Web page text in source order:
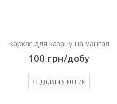
Каркас для казану на мангал
100 грн/добу
ДОДАТИ У КОШИК